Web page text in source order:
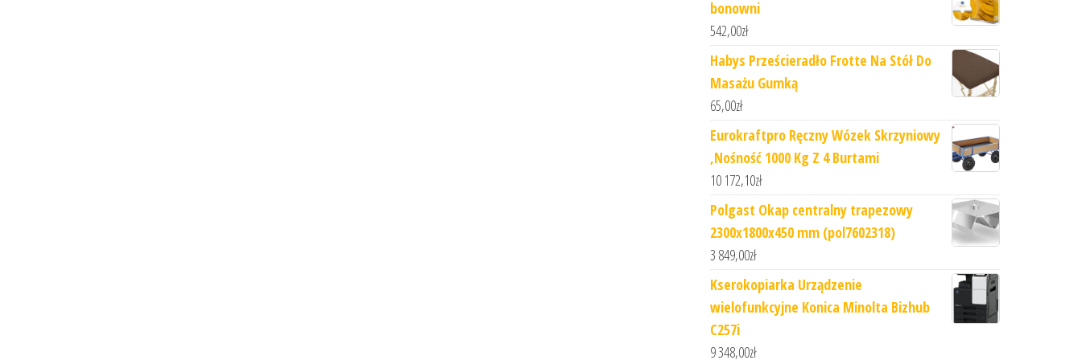
bonowni
542,00zł
Habys Prześcieradło Frotte Na Stół Do
Masażu Gumką
65,00zł
Eurokraftpro Ręczny Wózek Skrzyniowy
,Nośność 1000 Kg Z 4 Burtami
10 172,10zł
Polgast Okap centralny trapezowy
2300x1800x450 mm (pol7602318)
3 849,00zł
Kserokopiarka Urządzenie
wielofunkcyjne Konica Minolta Bizhub
C257i
9 348,00zł